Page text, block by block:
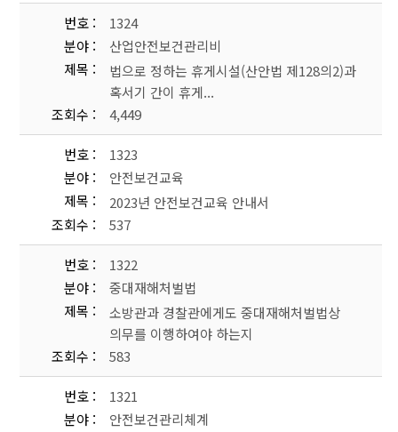
번호
1324
분야
산업안전보건관리비
제목
법으로 정하는 휴게시설(산안법 제128의2)과
혹서기 간이 휴게...
조회수
4,449
번호
1323
분야
안전보건교육
제목
2023년 안전보건교육 안내서
조회수
537
번호
1322
분야
중대재해처벌법
제목
소방관과 경찰관에게도 중대재해처벌법상
의무를 이행하여야 하는지
조회수
583
번호
1321
분야
안전보건관리체계